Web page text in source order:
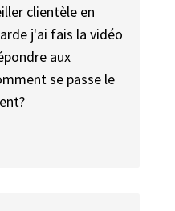
clientèle en
j'ai fais la vidéo
aux
se passe le